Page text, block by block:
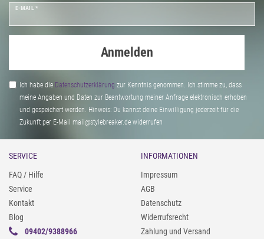
E-MAIL *
Anmelden
Ich habe die Daten­schutz­erklärung zur Kenntnis genommen. Ich stimme zu, dass
meine Angaben und Daten zur Beantwortung meiner Anfrage elektronisch erhoben
und gespeichert werden. Hinweis: Du kannst deine Einwilligung jederzeit für die
Zukunft per E-Mail mail@stylebreaker.de widerrufen
SERVICE
FAQ / Hilfe
Service
Kontakt
Blog
09402/9388966
INFORMATIONEN
Impressum
AGB
Datenschutz
Widerrufsrecht
Zahlung und Versand